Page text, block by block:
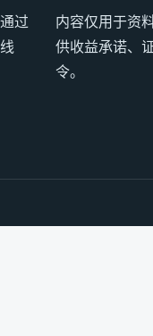
过
内容仅用于资
供收益承诺、
令。